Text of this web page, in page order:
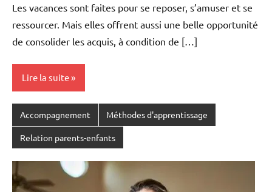
Les vacances sont faites pour se reposer, s’amuser et se
ressourcer. Mais elles offrent aussi une belle opportunité
de consolider les acquis, à condition de […]
Lire la suite
Accompagnement Méthodes d'apprentissage
Relation parents-enfants